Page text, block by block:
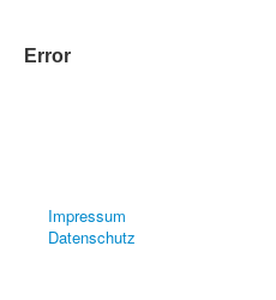
Error
Impressum
Datenschutz